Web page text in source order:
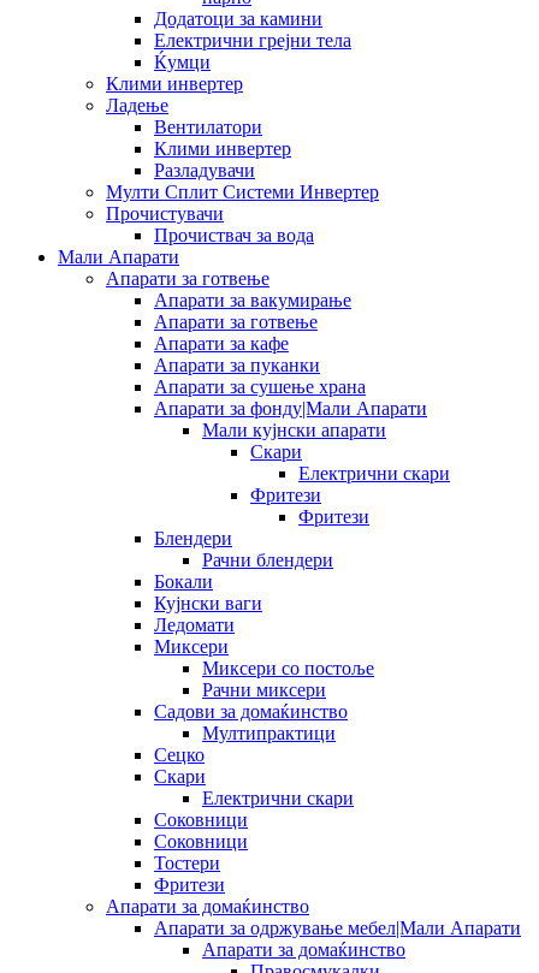
Додатоци за камини
Електрични грејни тела
Ќумци
Клими инвертер
Ладење
Вентилатори
Клими инвертер
Разладувачи
Мулти Сплит Системи Инвертер
Прочистувачи
Прочиствач за вода
Мали Апарати
Апарати за готвење
Апарати за вакумирање
Апарати за готвење
Апарати за кафе
Апарати за пуканки
Апарати за сушење храна
Апарати за фонду|Мали Апарати
Мали кујнски апарати
Скари
Електрични скари
Фритези
Фритези
Блендери
Рачни блендери
Бокали
Кујнски ваги
Ледомати
Миксери
Миксери со постоље
Рачни миксери
Садови за домаќинство
Мултипрактици
Сецко
Скари
Електрични скари
Соковници
Соковници
Тостери
Фритези
Апарати за домаќинство
Апарати за одржување мебел|Мали Апарати
Апарати за домаќинство